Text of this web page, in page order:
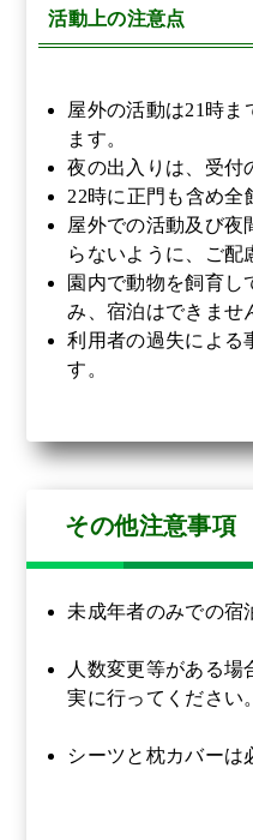
活動上の注意点
屋外の活動は21時ま
ます。
夜の出入りは、受付
22時に正門も含め全
屋外での活動及び夜
らないように、ご配
園内で動物を飼育し
み、宿泊はできませ
利用者の過失による
す。
その他注意事項
未成年者のみでの宿
人数変更等がある場
実に行ってください。
シーツと枕カバーは